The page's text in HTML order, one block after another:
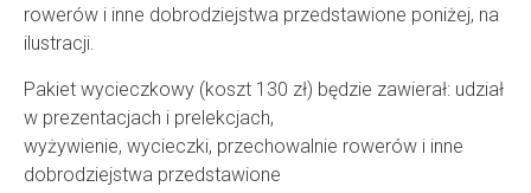
rowerów i inne dobrodziejstwa przedstawione poniżej, na
ilustracji.
Pakiet wycieczkowy (koszt 130 zł) będzie zawierał: udział
w prezentacjach i prelekcjach,
wyżywienie, wycieczki, przechowalnie rowerów i inne
dobrodziejstwa przedstawione